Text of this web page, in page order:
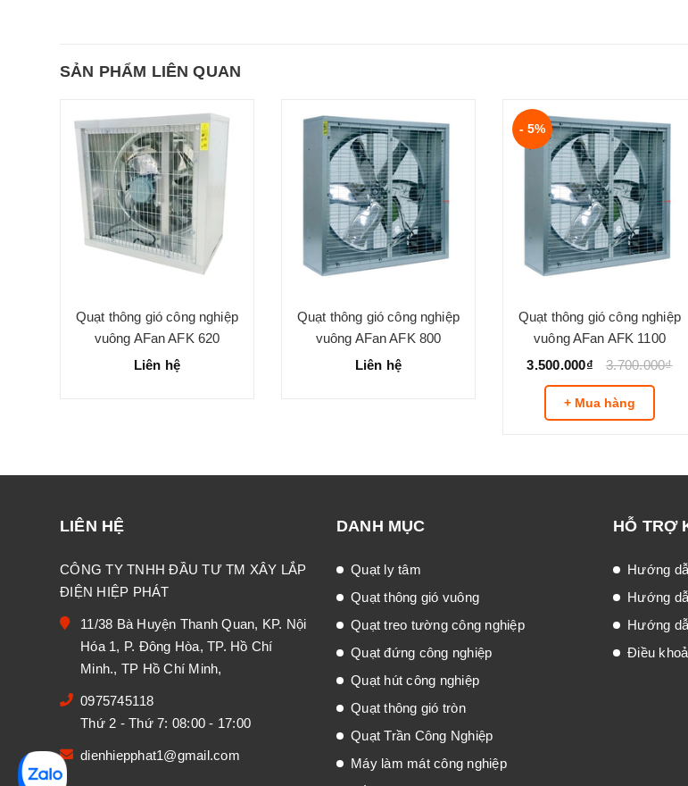
SẢN PHẨM LIÊN QUAN
Quạt thông gió công nghiệp
vuông AFan AFK 620
Liên hệ
Quạt thông gió công nghiệp
vuông AFan AFK 800
Liên hệ
- 5%
Quạt thông gió công nghiệp
vuông AFan AFK 1100
3.500.000₫
3.700.000₫
+ Mua hàng
LIÊN HỆ
CÔNG TY TNHH ĐẦU TƯ TM XÂY LẮP
ĐIỆN HIỆP PHÁT
11/38 Bà Huyện Thanh Quan, KP. Nội
Hóa 1, P. Đông Hòa, TP. Hồ Chí
Minh., TP Hồ Chí Minh,
0975745118
Thứ 2 - Thứ 7: 08:00 - 17:00
dienhiepphat1@gmail.com
DANH MỤC
Quạt ly tâm
Quạt thông gió vuông
Quạt treo tường công nghiệp
Quạt đứng công nghiệp
Quạt hút công nghiệp
Quạt thông gió tròn
Quạt Trần Công Nghiệp
Máy làm mát công nghiệp
HỖ TRỢ
Hướng
Hướng
Hướng
Điều